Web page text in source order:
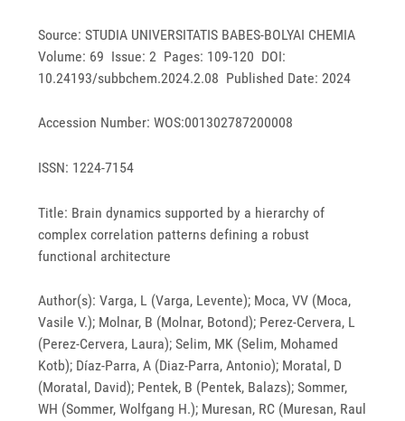
Source: STUDIA UNIVERSITATIS BABES-BOLYAI CHEMIA
Volume: 69 Issue: 2 Pages: 109-120 DOI:
10.24193/subbchem.2024.2.08 Published Date: 2024
Accession Number: WOS:001302787200008
ISSN: 1224-7154
Title: Brain dynamics supported by a hierarchy of
complex correlation patterns defining a robust
functional architecture
Author(s): Varga, L (Varga, Levente); Moca, VV (Moca,
Vasile V.); Molnar, B (Molnar, Botond); Perez-Cervera, L
(Perez-Cervera, Laura); Selim, MK (Selim, Mohamed
Kotb); Díaz-Parra, A (Diaz-Parra, Antonio); Moratal, D
(Moratal, David); Pentek, B (Pentek, Balazs); Sommer,
WH (Sommer, Wolfgang H.); Muresan, RC (Muresan, Raul